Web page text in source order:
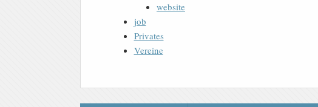
website
job
Privates
Vereine